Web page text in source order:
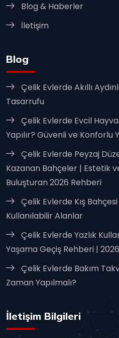
Blog & Haberler
İletişim
Blog
Çelik Evlerde Akıllı
Tasarrufu
Çelik Evlerde Evcil
Yapılır? Güvenli ve
Çelik Evlerde Peyzaj
Kazanan Bahçeler | Estetik
Buluşturan 2026 Rehberi
Çelik Evlerde Kış
Kullanılabilir Alanlar
Çelik Evlerde Yazlık
Yaşama Geçiş Rehberi | 2026
Çelik Evlerde Bakım
Zaman Yapılmalı?
İletişim Bilgileri